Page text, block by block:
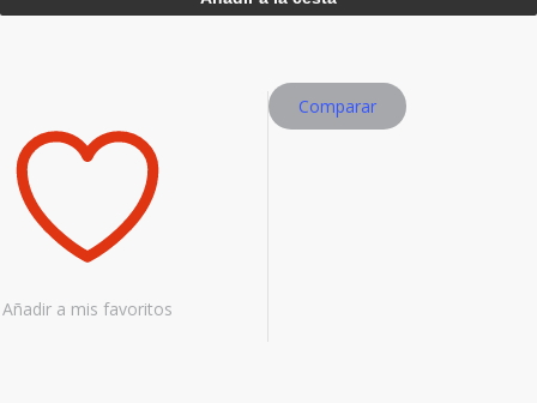
Añadir a mis favoritos
Comparar